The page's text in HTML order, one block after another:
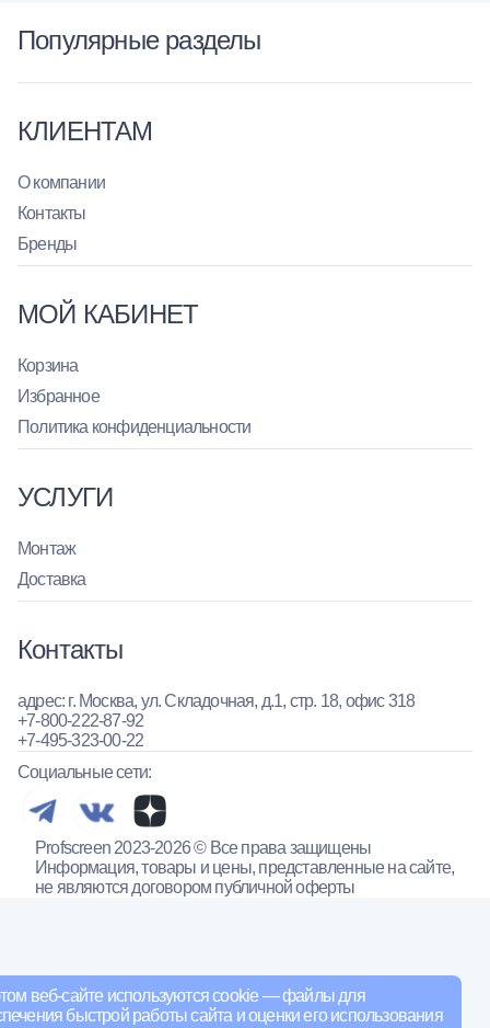
веб-сайте используются cookie — файлы для
быстрой работы сайта и оценки его использования
Популярные разделы
КЛИЕНТАМ
О компании
Контакты
Бренды
МОЙ КАБИНЕТ
Корзина
Избранное
Политика конфиденциальности
УСЛУГИ
Монтаж
Доставка
Контакты
адрес: г. Москва, ул. Складочная, д.1, стр. 18, офис 318
+7-800-222-87-92
+7-495-323-00-22
Социальные сети:
Profscreen 2023-2026 © Все права защищены
Информация, товары и цены, представленные на сайте,
не являются договором публичной оферты